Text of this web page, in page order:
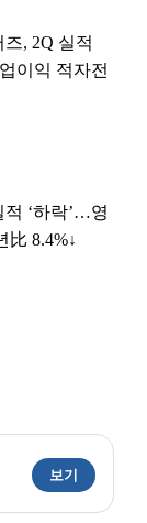
, 2Q 실적
이익 적자전
적 ‘하락’…영
比 8.4%↓
보기